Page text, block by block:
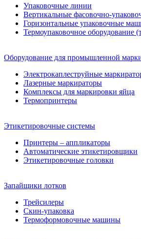
Упаковочные линии
Вертикальные фасовочно-
Горизонтальные упаковочные
Термоупаковочное оборудование
Оборудование для промышленной
Электрокаплеструйные
Лазерные маркираторы
Комплексы для маркировки яйца
Термопринтеры
Этикетировочные системы
Принтеры – аппликаторы
Автоматические этикетировщики
Этикетировочные головки
Запайщики лотков
Трейсилеры
Скин-упаковка
Термоформовочные машины